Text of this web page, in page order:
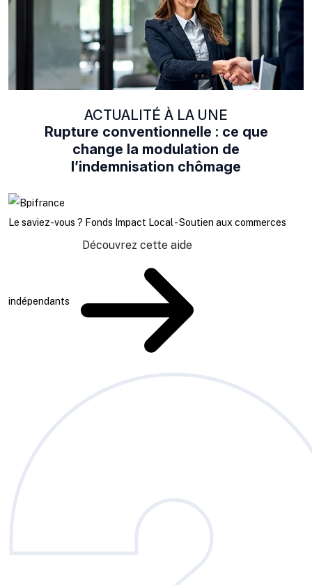
ACTUALITÉ À LA UNE
Rupture conventionnelle : ce que
change la modulation de
l’indemnisation chômage
Le saviez-vous ? Fonds Impact Local - Soutien aux commerces
indépendants
Découvrez cette aide